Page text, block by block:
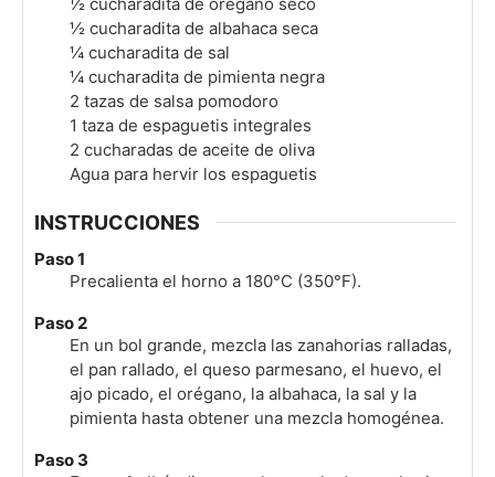
½ cucharadita de albahaca seca
¼ cucharadita de sal
¼ cucharadita de pimienta negra
2 tazas de salsa pomodoro
1 taza de espaguetis integrales
2 cucharadas de aceite de oliva
Agua para hervir los espaguetis
INSTRUCCIONES
Paso 1
Precalienta el horno a 180°C (350°F).
Paso 2
En un bol grande, mezcla las zanahorias ralladas,
el pan rallado, el queso parmesano, el huevo, el
ajo picado, el orégano, la albahaca, la sal y la
pimienta hasta obtener una mezcla homogénea.
Paso 3